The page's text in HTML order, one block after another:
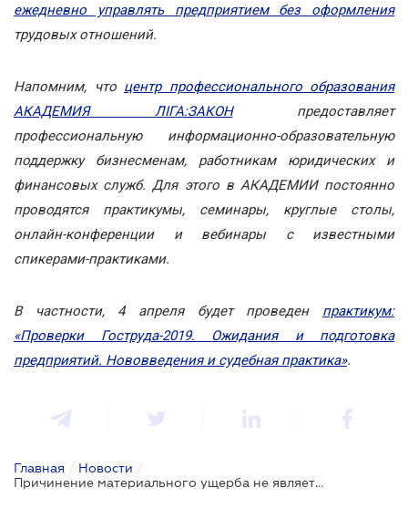
ежедневно управлять предприятием без оформления
трудовых отношений.
Напомним, что центр профессионального образования
АКАДЕМИЯ ЛІГА:ЗАКОНпредоставляет
профессиональную информационно-образовательную
поддержку бизнесменам, работникам юридических и
финансовых служб. Для этого в АКАДЕМИИ постоянно
проводятся практикумы, семинары, круглые столы,
онлайн-конференции и вебинары с известными
спикерами-практиками.
В частности, 4 апреля будет проведен практикум:
«Проверки Гоструда-2019. Ожидания и подготовка
предприятий. Нововведения и судебная практика».
Главная / Новости /
Причинение материального ущерба не является обязательным основанием для увольнения из-за утраты доверия